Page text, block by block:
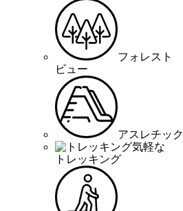
フォレスト
ビュー
アスレチック
気軽な
トレッキング